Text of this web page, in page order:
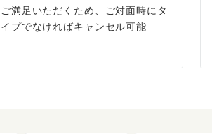
ご満足いただくため、ご対面時にタ
イプでなければキャンセル可能